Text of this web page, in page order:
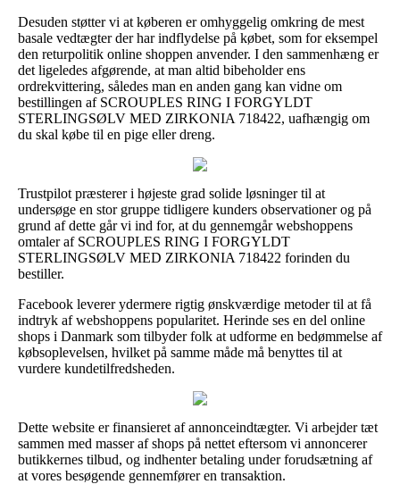
Desuden støtter vi at køberen er omhyggelig omkring de mest
basale vedtægter der har indflydelse på købet, som for eksempel
den returpolitik online shoppen anvender. I den sammenhæng er
det ligeledes afgørende, at man altid bibeholder ens
ordrekvittering, således man en anden gang kan vidne om
bestillingen af SCROUPLES RING I FORGYLDT
STERLINGSØLV MED ZIRKONIA 718422, uafhængig om
du skal købe til en pige eller dreng.
Trustpilot præsterer i højeste grad solide løsninger til at
undersøge en stor gruppe tidligere kunders observationer og på
grund af dette går vi ind for, at du gennemgår webshoppens
omtaler af SCROUPLES RING I FORGYLDT
STERLINGSØLV MED ZIRKONIA 718422 forinden du
bestiller.
Facebook leverer ydermere rigtig ønskværdige metoder til at få
indtryk af webshoppens popularitet. Herinde ses en del online
shops i Danmark som tilbyder folk at udforme en bedømmelse af
købsoplevelsen, hvilket på samme måde må benyttes til at
vurdere kundetilfredsheden.
Dette website er finansieret af annonceindtægter. Vi arbejder tæt
sammen med masser af shops på nettet eftersom vi annoncerer
butikkernes tilbud, og indhenter betaling under forudsætning af
at vores besøgende gennemfører en transaktion.